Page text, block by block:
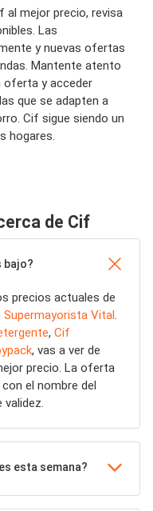
al mejor precio, revisa
Las
y nuevas ofertas
Mantente atento
oferta y acceder
que se adapten a
Cif sigue siendo un
hogares.
de Cif
bajo?
precios actuales de
Supermayorista Vital
, Cif
, vas a ver de
precio. La oferta
el nombre del
esta semana?